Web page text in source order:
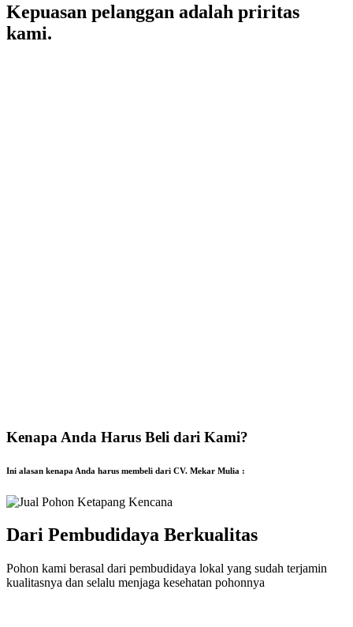
Kepuasan pelanggan adalah priritas
kami.
Kenapa Anda Harus Beli dari Kami?
Ini alasan kenapa Anda harus membeli dari CV. Mekar Mulia :
Dari Pembudidaya Berkualitas
Pohon kami berasal dari pembudidaya lokal yang sudah terjamin
kualitasnya dan selalu menjaga kesehatan pohonnya